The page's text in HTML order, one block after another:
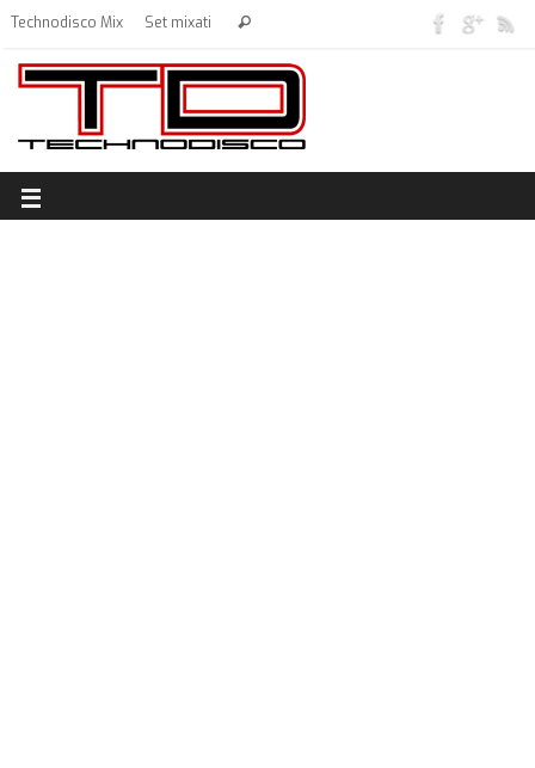
Technodisco Mix Set mixati